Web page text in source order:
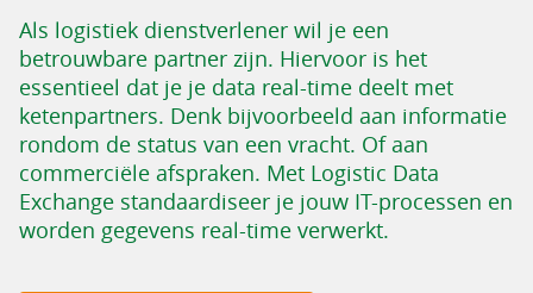
Insights
Als logistiek dienstverlener wil je een
betrouwbare partner zijn. Hiervoor is het
essentieel dat je je data real-time deelt met
ketenpartners. Denk bijvoorbeeld aan informatie
rondom de status van een vracht. Of aan
commerciële afspraken. Met Logistic Data
Exchange standaardiseer je jouw IT-processen en
worden gegevens real-time verwerkt.